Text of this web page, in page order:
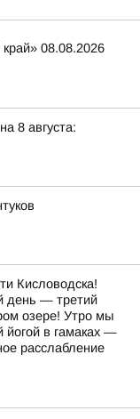
08.08.2026
8 августа:
Кисловодска!
день — третий
озере! Утро мы
йогой в гамаках —
расслабление